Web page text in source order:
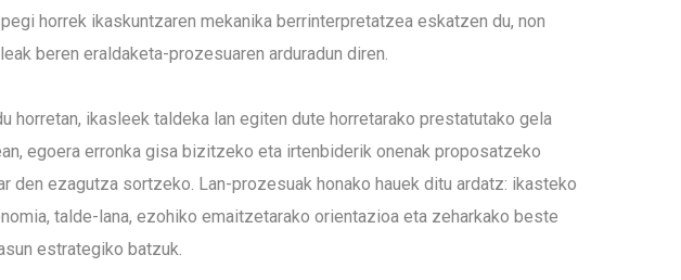
horrek ikaskuntzaren mekanika berrinterpretatzea eskatzen du, non
beren eraldaketa-prozesuaren arduradun diren.
horretan, ikasleek taldeka lan egiten dute horretarako prestatutako gela
egoera erronka gisa bizitzeko eta irtenbiderik onenak proposatzeko
den ezagutza sortzeko. Lan-prozesuak honako hauek ditu ardatz: ikasteko
talde-lana, ezohiko emaitzetarako orientazioa eta zeharkako beste
estrategiko batzuk.